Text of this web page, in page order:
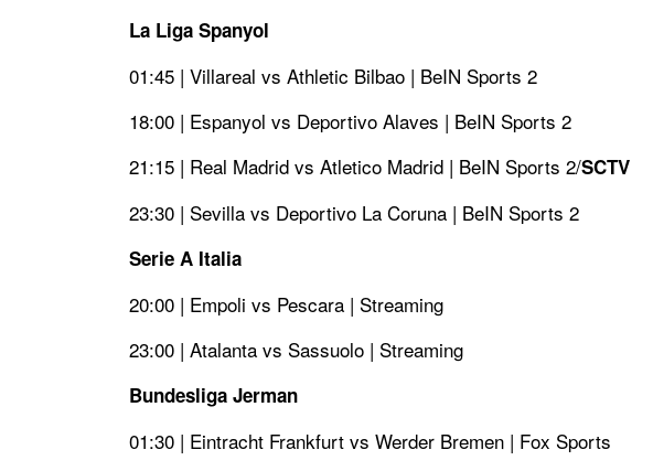
La Liga Spanyol
01:45 | Villareal vs Athletic Bilbao | BeIN Sports 2
18:00 | Espanyol vs Deportivo Alaves | BeIN Sports 2
21:15 | Real Madrid vs Atletico Madrid | BeIN Sports 2/SCTV
23:30 | Sevilla vs Deportivo La Coruna | BeIN Sports 2
Serie A Italia
20:00 | Empoli vs Pescara | Streaming
23:00 | Atalanta vs Sassuolo | Streaming
Bundesliga Jerman
01:30 | Eintracht Frankfurt vs Werder Bremen | Fox Sports